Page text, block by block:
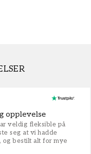
opplevelse
veldig fleksible på
seg at vi hadde
bestilt alt for mye